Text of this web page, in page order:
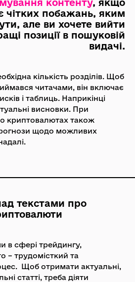
контенту, якщо
чітких побажань, яким
але ви хочете вийти
позиції в пошуковій
видачі.
кількість розділів. Щоб
читачами, він включає
і таблиць. Наприкінці
висновки. При
криптовалютах також
щодо можливих
текстами про
в сфері трейдингу,
– трудомісткий та
Щоб отримати актуальні,
статті, треба діяти